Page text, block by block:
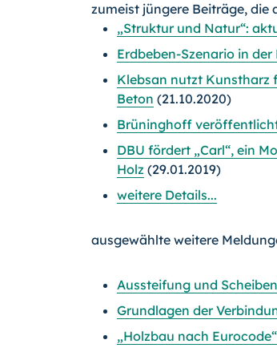
zumeist jüngere Beiträge, die
„Struktur und Natur“:
Erdbeben-Szenario in
Klebsan nutzt Kunstharz
Beton (21.10.2020)
Brüninghoff
DBU fördert „Carl“, ein
Holz (29.01.2019)
weitere Details...
ausgewählte weitere
Aussteifung und
Grundlagen der
„Holzbau nach